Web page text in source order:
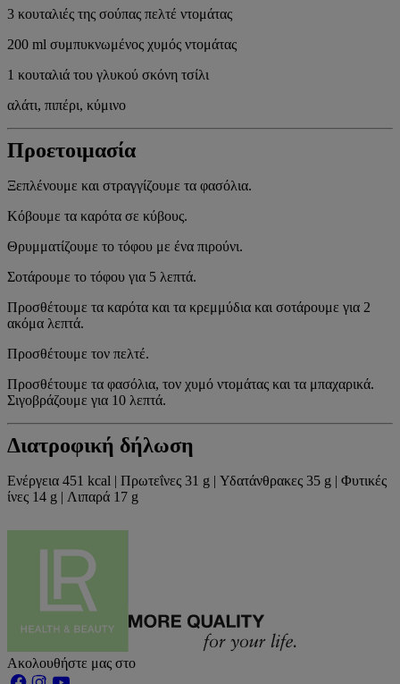
3 κουταλιές της σούπας πελτέ ντομάτας
200 ml συμπυκνωμένος χυμός ντομάτας
1 κουταλιά του γλυκού σκόνη τσίλι
αλάτι, πιπέρι, κύμινο
Προετοιμασία
Ξεπλένουμε και στραγγίζουμε τα φασόλια.
Κόβουμε τα καρότα σε κύβους.
Θρυμματίζουμε το τόφου με ένα πιρούνι.
Σοτάρουμε το τόφου για 5 λεπτά.
Προσθέτουμε τα καρότα και τα κρεμμύδια και σοτάρουμε για 2
ακόμα λεπτά.
Προσθέτουμε τον πελτέ.
Προσθέτουμε τα φασόλια, τον χυμό ντομάτας και τα μπαχαρικά.
Σιγοβράζουμε για 10 λεπτά.
Διατροφική δήλωση
Ενέργεια 451 kcal | Πρωτεΐνες 31 g | Υδατάνθρακες 35 g | Φυτικές
ίνες 14 g | Λιπαρά 17 g
Ακολουθήστε μας στο